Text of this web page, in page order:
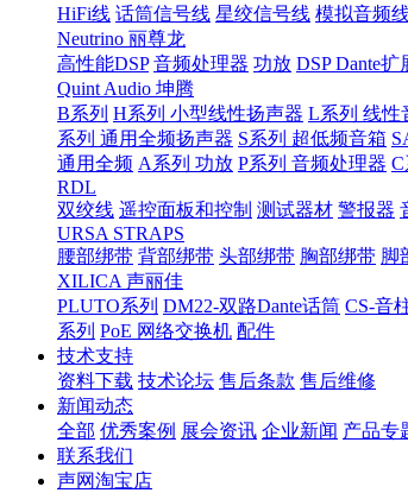
HiFi线 话筒信号线 星绞信号线 模拟音频
Neutrino 丽尊龙
高性能DSP 音频处理器 功放 DSP Dante扩
Quint Audio 坤腾
B系列 H系列 小型线性扬声器 L系列 线性
系列 通用全频扬声器 S系列 超低频音箱
通用全频 A系列 功放 P系列 音频处理器
RDL
双绞线 遥控面板和控制 测试器材 警报器
URSA STRAPS
腰部绑带 背部绑带 头部绑带 胸部绑带 脚
XILICA 声丽佳
PLUTO系列 DM22-双路Dante话筒 CS-音
系列 PoE 网络交换机 配件
技术支持
资料下载 技术论坛 售后条款 售后维修
新闻动态
全部 优秀案例 展会资讯 企业新闻 产品专
联系我们
声网淘宝店